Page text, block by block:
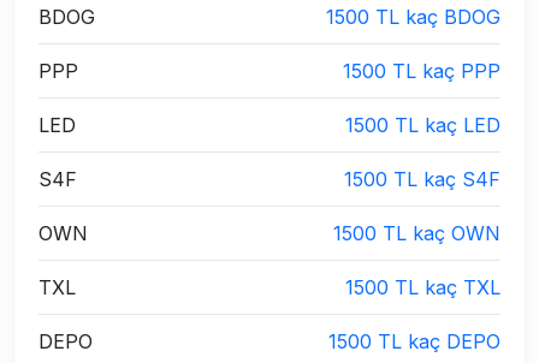
BDOG 1500 TL kaç BDOG
PPP 1500 TL kaç PPP
LED 1500 TL kaç LED
S4F 1500 TL kaç S4F
OWN 1500 TL kaç OWN
TXL 1500 TL kaç TXL
DEPO 1500 TL kaç DEPO